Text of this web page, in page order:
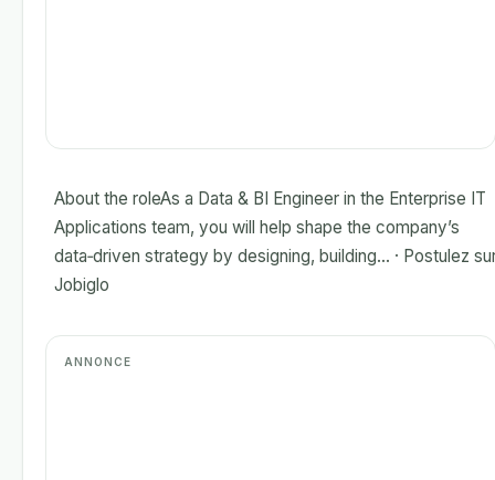
About the roleAs a Data & BI Engineer in the Enterprise IT
Applications team, you will help shape the company’s
data‑driven strategy by designing, building... · Postulez
Jobiglo